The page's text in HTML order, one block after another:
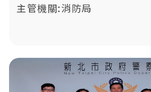
主管機關:消防局